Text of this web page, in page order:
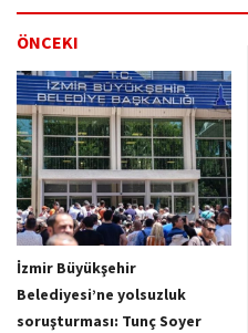
ÖNCEKI
İzmir Büyükşehir
Belediyesi’ne yolsuzluk
soruşturması: Tunç Soyer